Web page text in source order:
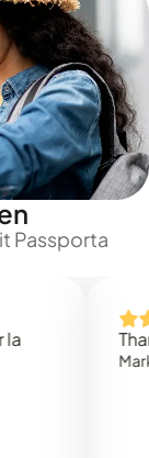
Passporta
Thank
Mark N.